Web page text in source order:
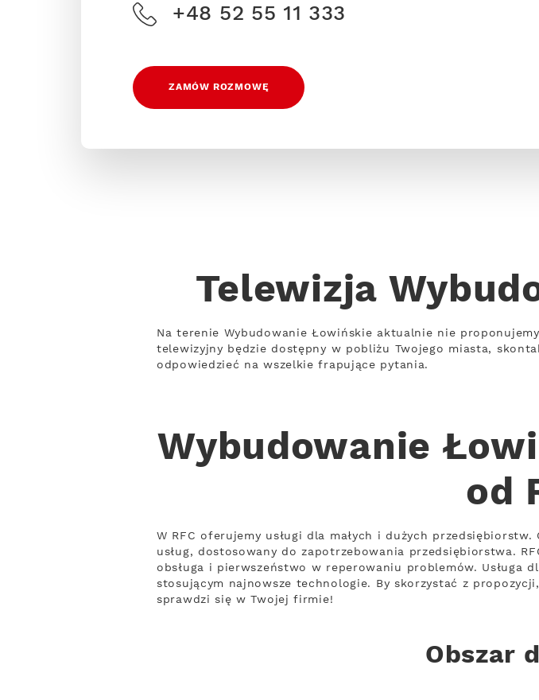
+48 52 55 11 333
ZAMÓW ROZMOWĘ
Telewizja
Na terenie Wybudowanie Łowińskie aktualnie nie
telewizyjny będzie dostępny w pobliżu Twojego miasta,
odpowiedzieć na wszelkie frapujące pytania.
Wybudowanie
od
W RFC oferujemy usługi dla małych i dużych
usług, dostosowany do zapotrzebowania przedsiębiorstwa.
obsługa i pierwszeństwo w reperowaniu problemów. Usługa
stosującym najnowsze technologie. By skorzystać z
sprawdzi się w Twojej firmie!
Obszar